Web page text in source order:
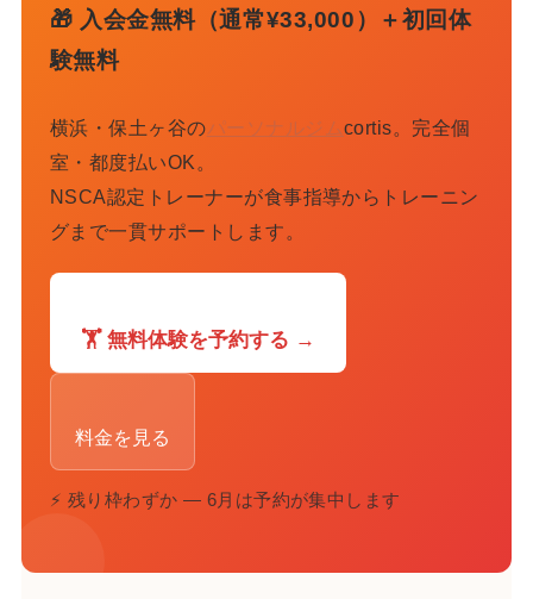
🎁 入会金無料（通常¥33,000）＋初回体
験無料
横浜・保土ヶ谷のパーソナルジムcortis。完全個
室・都度払いOK。
NSCA認定トレーナーが食事指導からトレーニン
グまで一貫サポートします。
🏋️ 無料体験を予約する →
料金を見る
⚡ 残り枠わずか — 6月は予約が集中します